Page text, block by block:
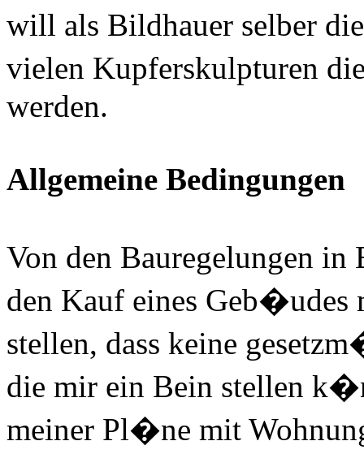
will als Bildhauer selber
vielen Kupferskulpturen
werden.
Allgemeine Bedingungen
Von den Bauregelungen
den Kauf eines Geb�udes
stellen, dass keine
die mir ein Bein stellen
meiner Pl�ne mit